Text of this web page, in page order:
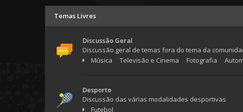
Temas Livres
Discussão Geral
Discussão geral de temas fora do tema da
Música
Televisão e Cinema Fotografia
Desporto
Discussão das várias modalidades desportivas
Futebol